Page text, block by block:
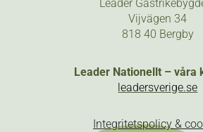
Leader
Vijvägen 34
818 40 Bergby
Leader Nationellt – våra
leadersverige.se
Integritetspolicy &